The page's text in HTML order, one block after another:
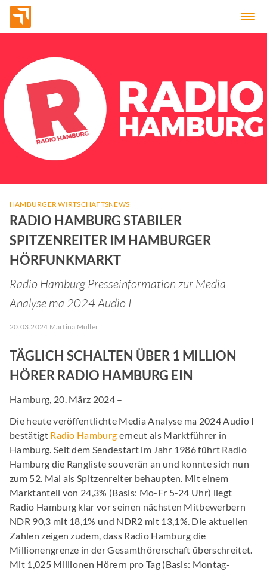
HAMBURGER WIRTSCHAFTSNEWS
RADIO HAMBURG STABILER
SPITZENREITER IM HAMBURGER
HÖRFUNKMARKT
Radio Hamburg Presseinformation zur Media
Analyse ma 2024 Audio I
20.03.2024 Martina Müller
TÄGLICH SCHALTEN ÜBER 1 MILLION
HÖRER RADIO HAMBURG EIN
Hamburg, 20. März 2024 –
Die heute veröffentlichte Media Analyse ma 2024 Audio I
bestätigt Radio Hamburg erneut als Marktführer in
Hamburg. Seit dem Sendestart im Jahr 1986 führt Radio
Hamburg die Rangliste souverän an und konnte sich nun
zum 52. Mal als Spitzenreiter behaupten. Mit einem
Marktanteil von 24,3% (Basis: Mo-Fr 5-24 Uhr) liegt
Radio Hamburg klar vor seinen nächsten Mitbewerbern
NDR 90,3 mit 18,1% und NDR2 mit 13,1%. Die aktuellen
Zahlen zeigen zudem, dass Radio Hamburg die
Millionengrenze in der Gesamthörerschaft überschreitet.
Mit 1,025 Millionen Hörern pro Tag (Basis: Montag-